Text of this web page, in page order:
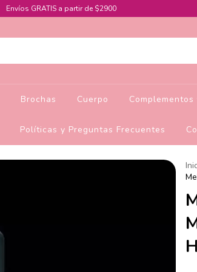
Envíos GRATIS a partir de $2900
Brochas Cuerpo
Políticas y Preguntas Frecuentes